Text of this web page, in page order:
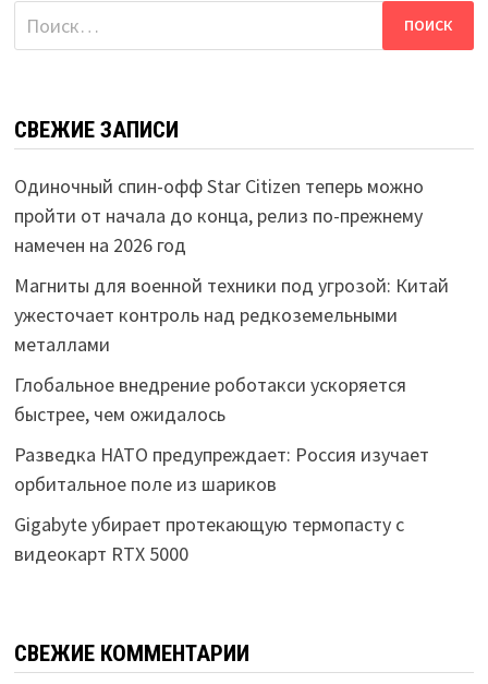
Найти:
СВЕЖИЕ ЗАПИСИ
Одиночный спин-офф Star Citizen теперь можно
пройти от начала до конца, релиз по-прежнему
намечен на 2026 год
Магниты для военной техники под угрозой: Китай
ужесточает контроль над редкоземельными
металлами
Глобальное внедрение роботакси ускоряется
быстрее, чем ожидалось
Разведка НАТО предупреждает: Россия изучает
орбитальное поле из шариков
Gigabyte убирает протекающую термопасту с
видеокарт RTX 5000
СВЕЖИЕ КОММЕНТАРИИ